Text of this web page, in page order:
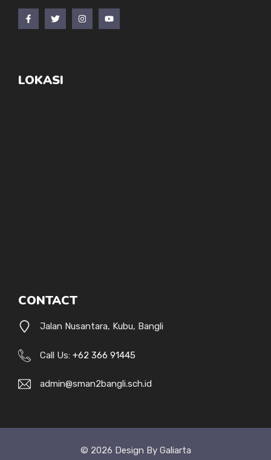
LOKASI
CONTACT
Jalan Nusantara, Kubu, Bangli
Call Us: +62 366 91445
admin@sman2bangli.sch.id
© 2026 Design By Galiarta